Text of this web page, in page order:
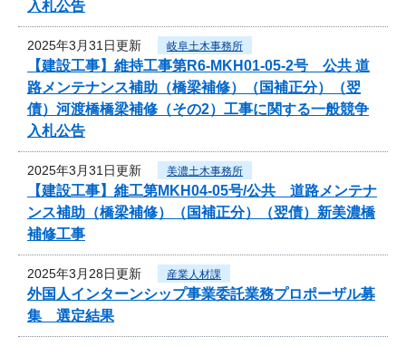
入札公告
2025年3月31日更新 岐阜土木事務所
【建設工事】維持工事第R6-MKH01-05-2号 公共 道
路メンテナンス補助（橋梁補修）（国補正分）（翌
債）河渡橋橋梁補修（その2）工事に関する一般競争
入札公告
2025年3月31日更新 美濃土木事務所
【建設工事】維工第MKH04-05号/公共 道路メンテナ
ンス補助（橋梁補修）（国補正分）（翌債）新美濃橋
補修工事
2025年3月28日更新 産業人材課
外国人インターンシップ事業委託業務プロポーザル募
集 選定結果